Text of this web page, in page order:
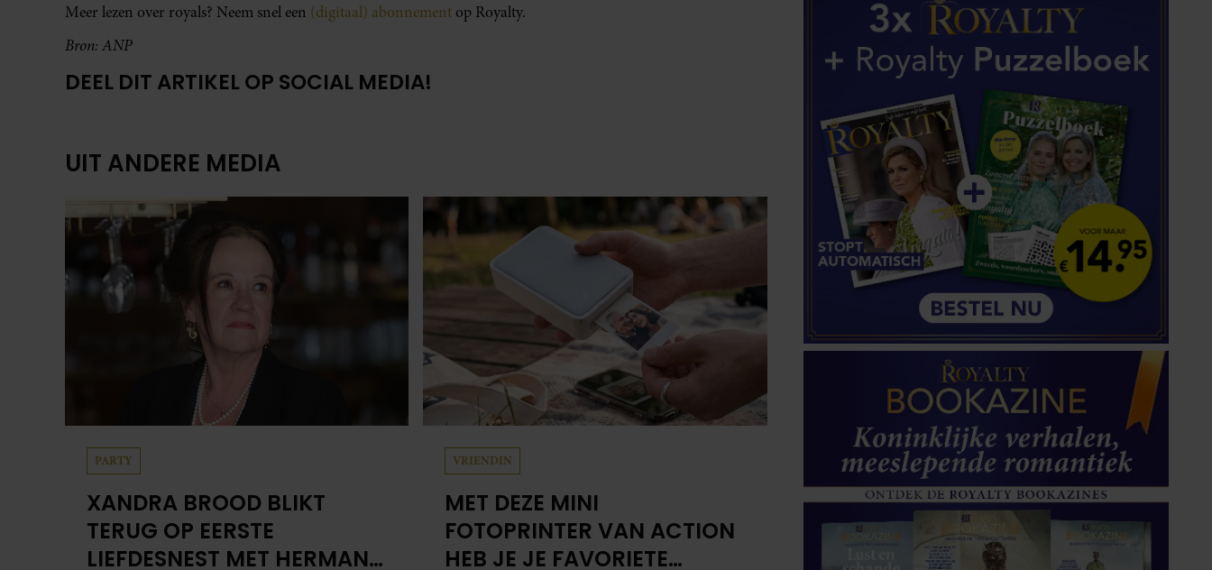
Meer lezen over royals? Neem snel een (digitaal) abonnement op Royalty.
Bron: ANP
DEEL DIT ARTIKEL OP SOCIAL MEDIA!
UIT ANDERE MEDIA
PARTY
XANDRA BROOD BLIKT
TERUG OP EERSTE
LIEFDESNEST MET HERMAN
VRIENDIN
MET DEZE MINI
FOTOPRINTER VAN ACTION
HEB JE JE FAVORIETE